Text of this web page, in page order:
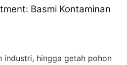
Basmi Kontaminan
industri, hingga getah pohon